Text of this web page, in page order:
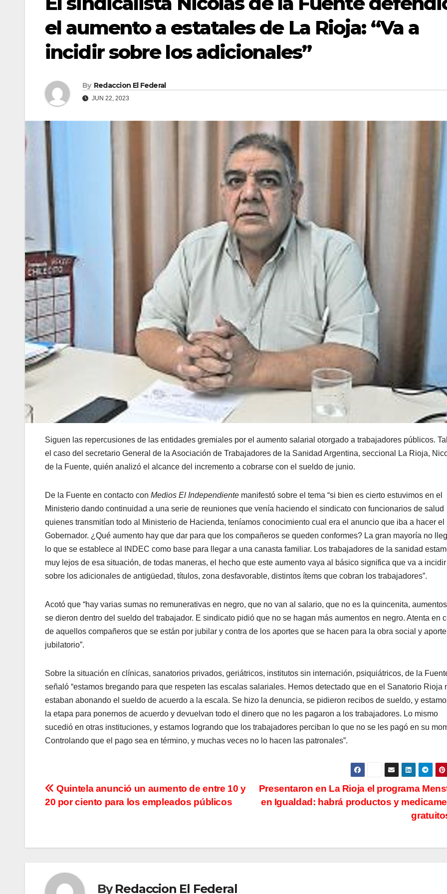
el aumento a estatales de La Rioja: “Va a
incidir sobre los adicionales”
By Redaccion El Federal
JUN 22, 2023
Siguen las repercusiones de las entidades gremiales por el aumento salarial otorgado a trabajadores públicos.
el caso del secretario General de la Asociación de Trabajadores de la Sanidad Argentina, seccional La Rioja,
de la Fuente, quién analizó el alcance del incremento a cobrarse con el sueldo de junio.
De la Fuente en contacto con Medios El Independiente manifestó sobre el tema “si bien es cierto estuvimos en el
Ministerio dando continuidad a una serie de reuniones que venía haciendo el sindicato con funcionarios de salud
quienes transmitían todo al Ministerio de Hacienda, teníamos conocimiento cual era el anuncio que iba a hacer el
Gobernador. ¿Qué aumento hay que dar para que los compañeros se queden conformes? La gran mayoría no
lo que se establece al INDEC como base para llegar a una canasta familiar. Los trabajadores de la sanidad
muy lejos de esa situación, de todas maneras, el hecho que este aumento vaya al básico significa que va a incidir
sobre los adicionales de antigüedad, títulos, zona desfavorable, distintos ítems que cobran los trabajadores”.
Acotó que “hay varias sumas no remunerativas en negro, que no van al salario, que no es la quincenita,
se dieron dentro del sueldo del trabajador. E sindicato pidió que no se hagan más aumentos en negro. Atenta en
de aquellos compañeros que se están por jubilar y contra de los aportes que se hacen para la obra social y aporte
jubilatorio”.
Sobre la situación en clínicas, sanatorios privados, geriátricos, institutos sin internación, psiquiátricos, de la
señaló “estamos bregando para que respeten las escalas salariales. Hemos detectado que en el Sanatorio Rioja
estaban abonando el sueldo de acuerdo a la escala. Se hizo la denuncia, se pidieron recibos de sueldo, y
la etapa para ponernos de acuerdo y devuelvan todo el dinero que no les pagaron a los trabajadores. Lo mismo
sucedió en otras instituciones, y estamos logrando que los trabajadores perciban lo que no se les pagó en su
Controlando que el pago sea en término, y muchas veces no lo hacen las patronales”.
N
e
g
Presentaron en La Rioja el programa
en Igualdad: habrá productos y
Quintela anunció un aumento de entre 10 y
20 por ciento para los empleados públicos
ByRedaccion El Federal